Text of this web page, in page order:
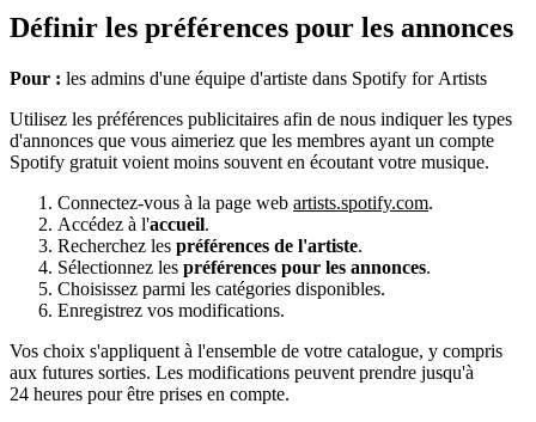
Définir les préférences pour les annonces
Pour : les admins d'une équipe d'artiste dans Spotify for Artists
Utilisez les préférences publicitaires afin de nous indiquer les types
d'annonces que vous aimeriez que les membres ayant un compte
Spotify gratuit voient moins souvent en écoutant votre musique.
Connectez-vous à la page web artists.spotify.com.
Accédez à l'accueil.
Recherchez les préférences de l'artiste.
Sélectionnez les préférences pour les annonces.
Choisissez parmi les catégories disponibles.
Enregistrez vos modifications.
Vos choix s'appliquent à l'ensemble de votre catalogue, y compris
aux futures sorties. Les modifications peuvent prendre jusqu'à
24 heures pour être prises en compte.